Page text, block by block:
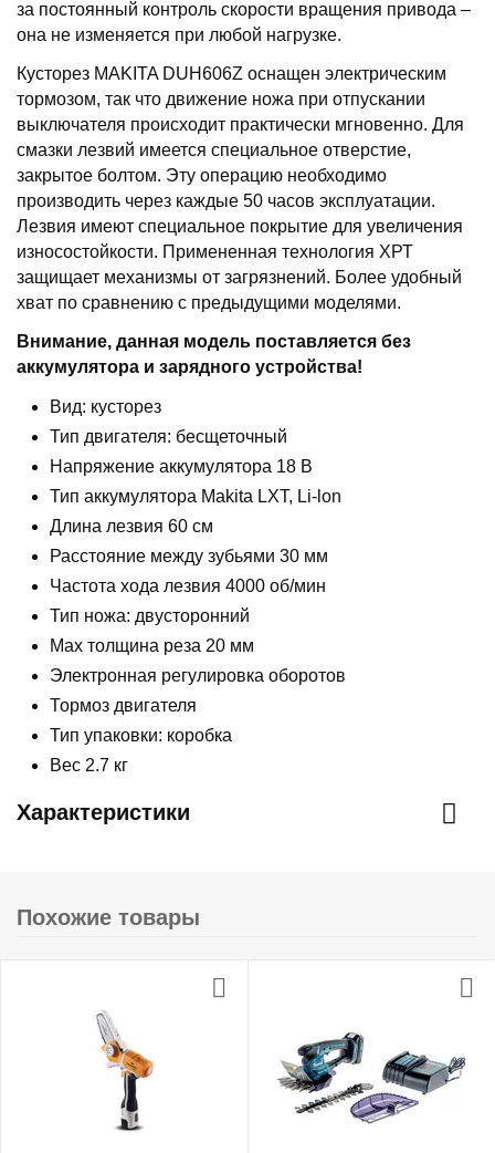
за постоянный контроль скорости вращения привода –
она не изменяется при любой нагрузке.
Кусторез MAKITA DUH606Z оснащен электрическим
тормозом, так что движение ножа при отпускании
выключателя происходит практически мгновенно. Для
смазки лезвий имеется специальное отверстие,
закрытое болтом. Эту операцию необходимо
производить через каждые 50 часов эксплуатации.
Лезвия имеют специальное покрытие для увеличения
износостойкости. Примененная технология ХРТ
защищает механизмы от загрязнений. Более удобный
хват по сравнению с предыдущими моделями.
Внимание, данная модель поставляется без
аккумулятора и зарядного устройства!
Вид: кусторез
Тип двигателя: бесщеточный
Напряжение аккумулятора 18 В
Тип аккумулятора Makita LXT, Li-lon
Длина лезвия 60 см
Расстояние между зубьями 30 мм
Частота хода лезвия 4000 об/мин
Тип ножа: двусторонний
Мах толщина реза 20 мм
Электронная регулировка оборотов
Тормоз двигателя
Тип упаковки: коробка
Вес 2.7 кг
Характеристики
Похожие товары